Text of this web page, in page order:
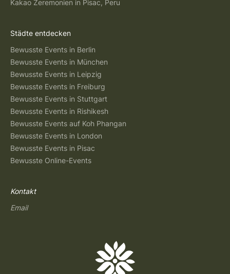
Kakao Zeremonien in Pisac, Peru
Städte entdecken
Bewusste Events in Berlin
Bewusste Events in München
Bewusste Events in Leipzig
Bewusste Events in Freiburg
Bewusste Events in Stuttgart
Bewusste Events in Rishikesh
Bewusste Events auf Koh Phangan
Bewusste Events in London
Bewusste Events in Pisac
Bewusste Online-Events
Kontakt
Email